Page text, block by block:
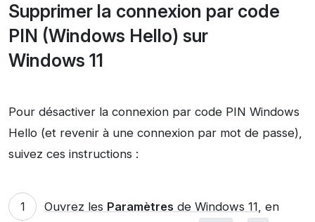
Supprimer la connexion par code
PIN (Windows Hello) sur
Windows 11
Pour désactiver la connexion par code PIN Windows
Hello (et revenir à une connexion par mot de passe),
suivez ces instructions :
Ouvrez les Paramètresde Windows 11, en